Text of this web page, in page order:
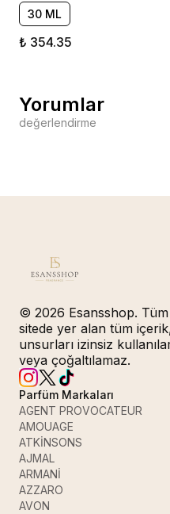
30 ML
₺ 354.35
Yorumlar
değerlendirme
© 2026 Esansshop. Tüm
sitede yer alan tüm
unsurları izinsiz
veya çoğaltılamaz.
Parfüm Markaları
AGENT PROVOCATEUR
AMOUAGE
ATKİNSONS
AJMAL
ARMANİ
AZZARO
AVON